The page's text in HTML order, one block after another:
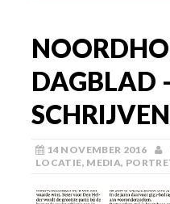
DAGBLAD
SCHRIJVEN
14 NOVEMBER 2016
LOCATIE, MEDIA,